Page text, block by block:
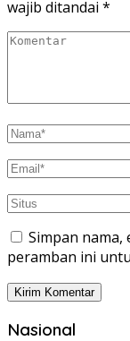
wajib ditandai *
Simpan nama,
peramban ini
Nasional